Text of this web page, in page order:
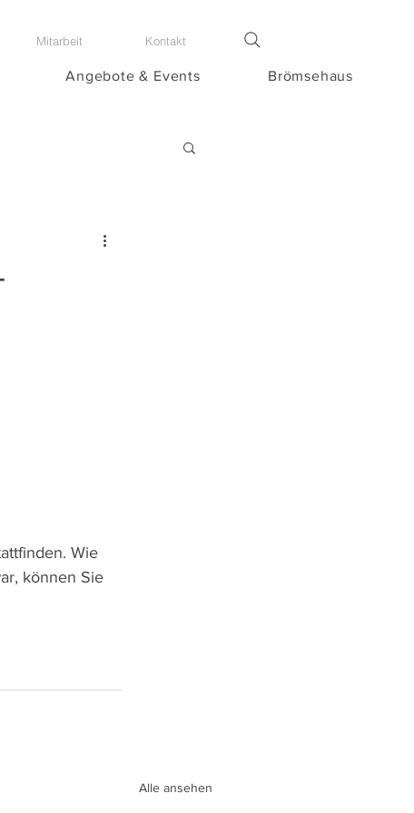
Mitarbeit Kontakt
Angebote & Events Brömsehaus
Wie
können Sie
Alle ansehen